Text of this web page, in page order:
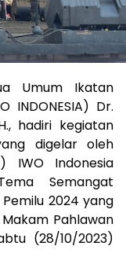
Umum Ikatan
INDONESIA) Dr.
hadiri kegiatan
digelar oleh
IWO Indonesia
Semangat
2024 yang
Pahlawan
(28/10/2023)